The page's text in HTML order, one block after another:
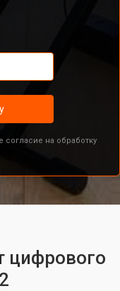
согласие на обработку
цифрового